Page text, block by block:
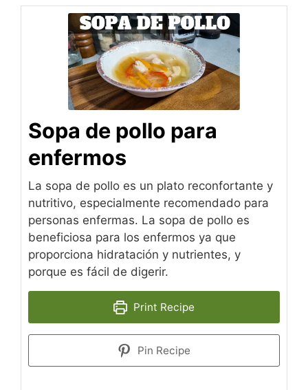
Sopa de pollo para
enfermos
La sopa de pollo es un plato reconfortante y
nutritivo, especialmente recomendado para
personas enfermas. La sopa de pollo es
beneficiosa para los enfermos ya que
proporciona hidratación y nutrientes, y
porque es fácil de digerir.
Print Recipe
Pin Recipe